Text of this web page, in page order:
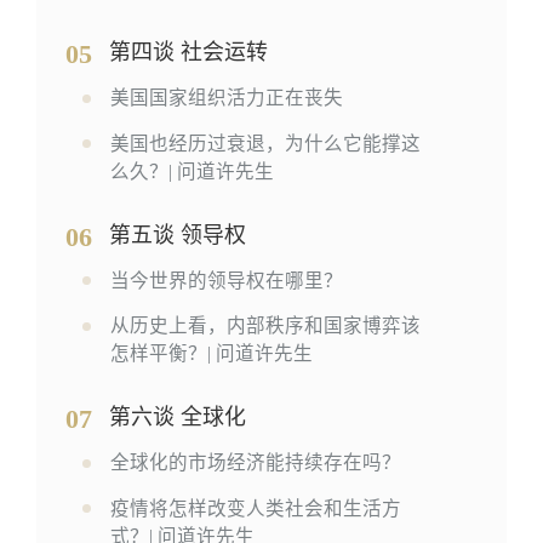
05 第四谈 社会运转
美国国家组织活力正在丧失
美国也经历过衰退，为什么它能撑这
么久？| 问道许先生
06 第五谈 领导权
当今世界的领导权在哪里？
从历史上看，内部秩序和国家博弈该
怎样平衡？| 问道许先生
07 第六谈 全球化
全球化的市场经济能持续存在吗？
疫情将怎样改变人类社会和生活方
式？| 问道许先生